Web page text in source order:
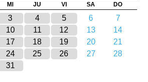
MI JU VI SA DO
3 4 5 6
7
10 11 12 13
14
17 18 19 20
21
24 25 26 27
28
31